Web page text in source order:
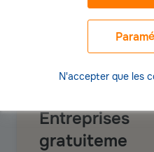
N'accepter que les
Obtenez
votre tarif
assurance
Entreprises
gratuiteme